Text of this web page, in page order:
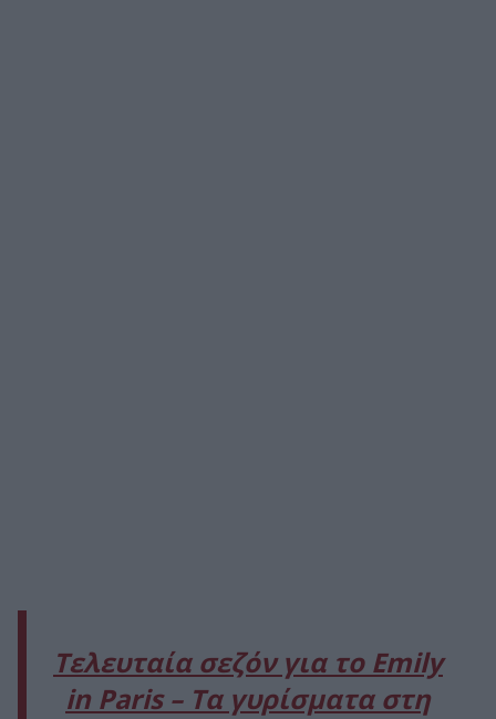
Τελευταία σεζόν για το Emily
in Paris – Τα γυρίσματα στη